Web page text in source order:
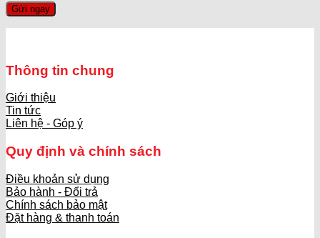
Thông tin chung
Giới thiệu
Tin tức
Liên hệ - Góp ý
Quy định và chính sách
Điều khoản sử dụng
Bảo hành - Đổi trả
Chính sách bảo mật
Đặt hàng & thanh toán